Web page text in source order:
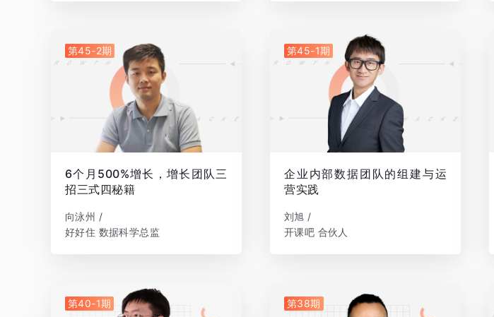
第45-2期
6个月500%增长，增长团队三
招三式四秘籍
向泳州 /
好好住 数据科学总监
第45-1期
企业内部数据团队的组建与运
营实践
刘旭 /
开课吧 合伙人
第40-1期 第38期